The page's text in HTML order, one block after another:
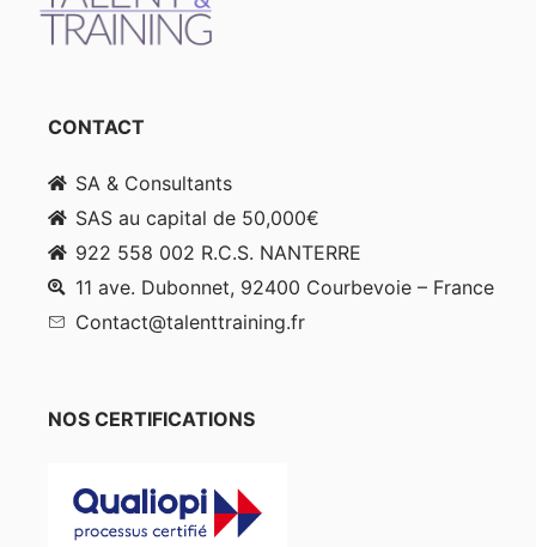
CONTACT
SA & Consultants
SAS au capital de 50,000€
922 558 002 R.C.S. NANTERRE
11 ave. Dubonnet, 92400 Courbevoie – France
Contact@talenttraining.fr
NOS CERTIFICATIONS